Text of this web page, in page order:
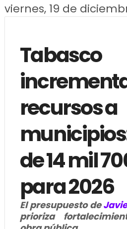
viernes, 19 de
Tabasco
recursos a
de 14 mil
para 2026
El presupuesto de
prioriza